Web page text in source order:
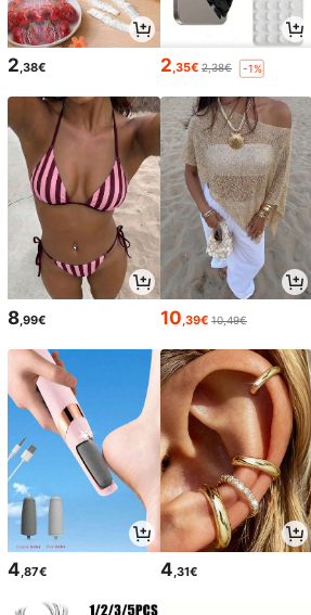
2,38€ 2,35€ 2,38€ -1%
8 ,99€ 10 ,39€ 10,49€
4 ,87€ 4 ,31€